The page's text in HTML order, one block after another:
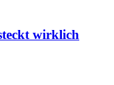
wirklich